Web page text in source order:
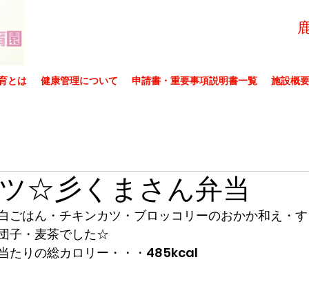
とは 健康管理について 申請書・重要事項説明書一覧 施設概要
☆彡くまさん弁当
ごはん・チキンカツ・ブロッコリーのおかか和え・
子・麦茶でした☆
たりの総カロリー・・・485kcal